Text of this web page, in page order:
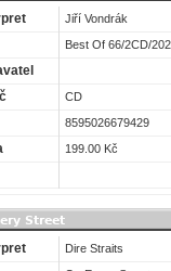
Jiří Vondrák
Best Of 66/2CD/
CD
8595026679429
199.00 Kč
Street
Dire Straits